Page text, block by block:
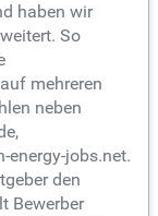
haben wir
So
mehreren
neben
energy-jobs.net.
den
Bewerber